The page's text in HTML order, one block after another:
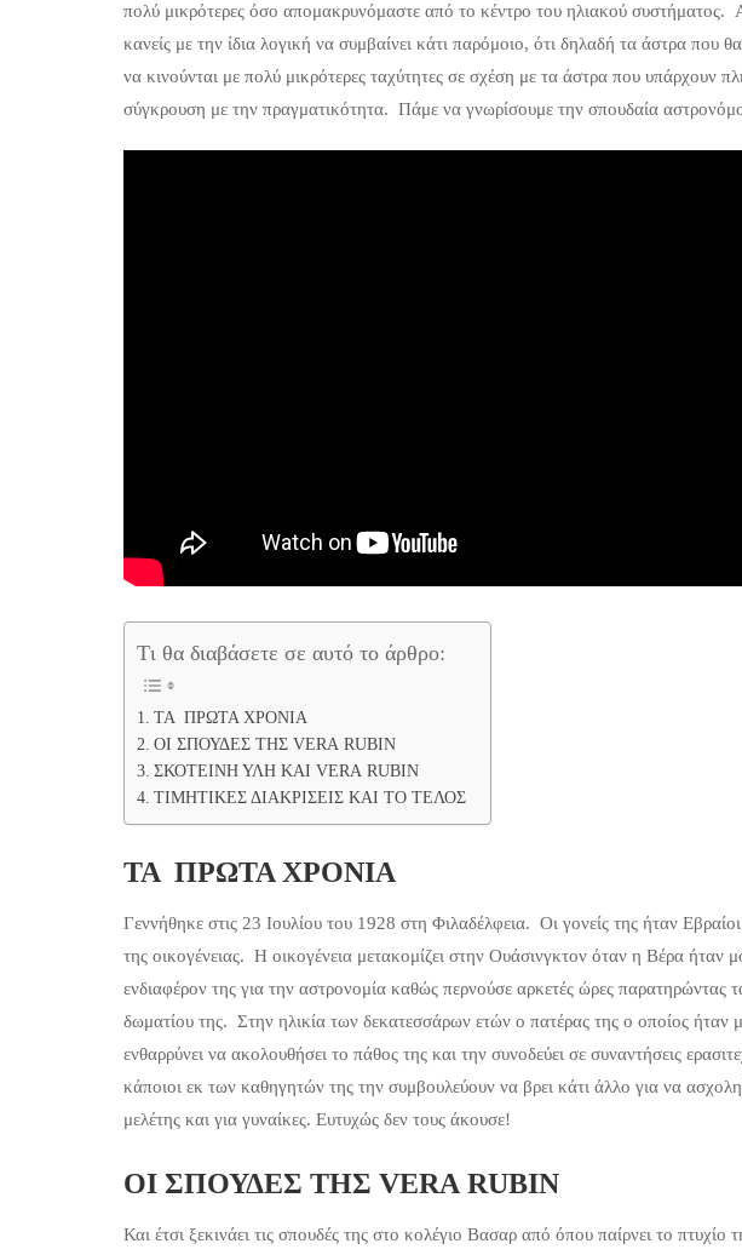
πολύ μικρότερες όσο απομακρυνόμαστε από το κέντρο του ηλιακού συστήματος.
κανείς με την ίδια λογική να συμβαίνει κάτι παρόμοιο, ότι δηλαδή τα άστρα που
να κινούνται με πολύ μικρότερες ταχύτητες σε σχέση με τα άστρα που υπάρχουν
σύγκρουση με την πραγματικότητα. Πάμε να γνωρίσουμε την σπουδαία
Tι θα διαβάσετε σε αυτό το άρθρο:
ΤΑ ΠΡΩΤΑ ΧΡΟΝΙΑ
ΟΙ ΣΠΟΥΔΕΣ ΤΗΣ VERA RUBIN
ΣΚΟΤΕΙΝΗ ΥΛΗ ΚΑΙ VERA RUBIN
ΤΙΜΗΤΙΚΕΣ ΔΙΑΚΡΙΣΕΙΣ ΚΑΙ ΤΟ ΤΕΛΟΣ
ΤΑ ΠΡΩΤΑ ΧΡΟΝΙΑ
Γεννήθηκε στις 23 Ιουλίου του 1928 στη Φιλαδέλφεια. Οι γονείς της ήταν
της οικογένειας. Η οικογένεια μετακομίζει στην Ουάσινγκτον όταν η Βέρα ήταν
ενδιαφέρον της για την αστρονομία καθώς περνούσε αρκετές ώρες
δωματίου της. Στην ηλικία των δεκατεσσάρων ετών ο πατέρας της ο οποίος ήταν
ενθαρρύνει να ακολουθήσει το πάθος της και την συνοδεύει σε συναντήσεις
κάποιοι εκ των καθηγητών της την συμβουλεύουν να βρει κάτι άλλο για να
μελέτης και για γυναίκες. Ευτυχώς δεν τους άκουσε!
ΟΙ ΣΠΟΥΔΕΣ ΤΗΣ VERA RUBIN
Και έτσι ξεκινάει τις σπουδές της στο κολέγιο Βασαρ από όπου παίρνει το